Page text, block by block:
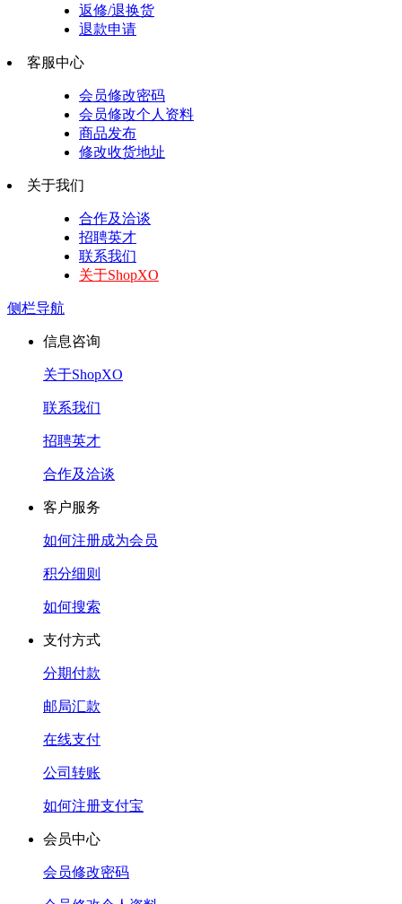
返修/退换货
退款申请
客服中心
会员修改密码
会员修改个人资料
商品发布
修改收货地址
关于我们
合作及洽谈
招聘英才
联系我们
关于ShopXO
侧栏导航
信息咨询
关于ShopXO
联系我们
招聘英才
合作及洽谈
客户服务
如何注册成为会员
积分细则
如何搜索
支付方式
分期付款
邮局汇款
在线支付
公司转账
如何注册支付宝
会员中心
会员修改密码